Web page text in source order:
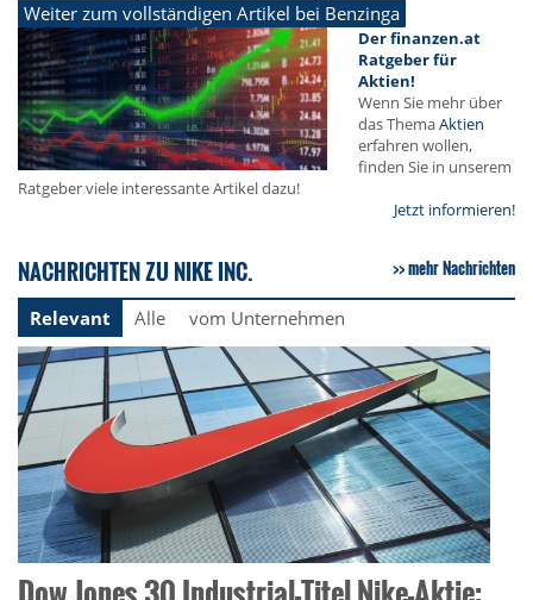
Weiter zum vollständigen Artikel bei Benzinga
Der finanzen.at
Ratgeber für
Aktien!
Wenn Sie mehr über
das ThemaAktien
erfahren wollen,
finden Sie in unserem
Ratgeber viele interessante Artikel dazu!
Jetzt informieren!
NACHRICHTEN ZU NIKE INC. mehr Nachrichten
Relevant Alle vom Unternehmen